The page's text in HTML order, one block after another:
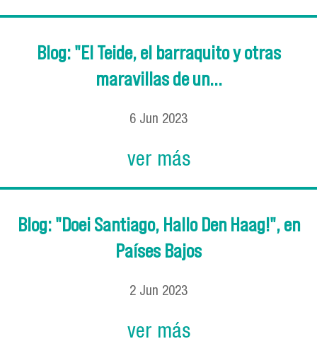
Blog: "El Teide, el barraquito y otras
maravillas de un...
6 Jun 2023
ver más
Blog: "Doei Santiago, Hallo Den Haag!", en
Países Bajos
2 Jun 2023
ver más